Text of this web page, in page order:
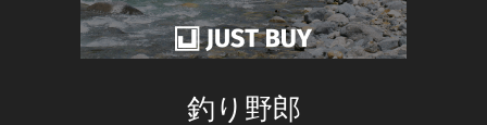
釣り野郎